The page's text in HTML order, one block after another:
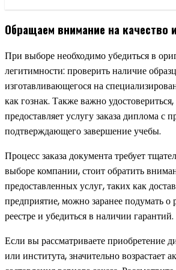
Обращаем внимание на качество
При выборе необходимо убедиться в
легитимности: проверить наличие
изготавливающегося на
как гознак. Также важно
предоставляет услугу заказа диплома с
подтверждающего завершение учебы.
Процесс заказа документа требует
выборе компании, стоит обратить
предоставленных услуг, таких как
предприятие, можно заранее подумать о
реестре и убедиться в наличии гарантий.
Если вы рассматриваете приобретение
или института, значительно возрастает